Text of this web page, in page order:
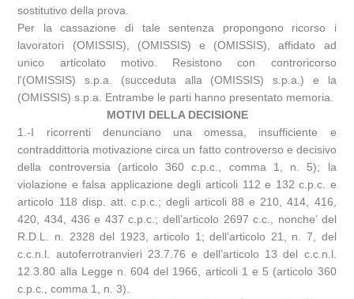
sostitutivo della prova.
Per la cassazione di tale sentenza propongono ricorso i
lavoratori (OMISSIS), (OMISSIS) e (OMISSIS), affidato ad
unico articolato motivo. Resistono con controricorso
l'(OMISSIS) s.p.a. (succeduta alla (OMISSIS) s.p.a.) e la
(OMISSIS) s.p.a. Entrambe le parti hanno presentato memoria.
MOTIVI DELLA DECISIONE
1.-I ricorrenti denunciano una omessa, insufficiente e
contraddittoria motivazione circa un fatto controverso e decisivo
della controversia (articolo 360 c.p.c., comma 1, n. 5); la
violazione e falsa applicazione degli articoli 112 e 132 c.p.c. e
articolo 118 disp. att. c.p.c.; degli articoli 88 e 210, 414, 416,
420, 434, 436 e 437 c.p.c.; dell’articolo 2697 c.c., nonche’ del
R.D.L. n. 2328 del 1923, articolo 1; dell’articolo 21, n. 7, del
c.c.n.l. autoferrotranvieri 23.7.76 e dell’articolo 13 del c.c.n.l.
12.3.80 alla Legge n. 604 del 1966, articoli 1 e 5 (articolo 360
c.p.c., comma 1, n. 3).